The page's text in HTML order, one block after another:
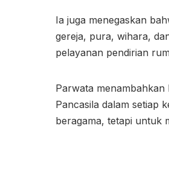
Ia juga menegaskan
gereja, pura, wihara,
pelayanan pendirian
Parwata
Pancasila dalam setiap
beragama, tetapi untuk